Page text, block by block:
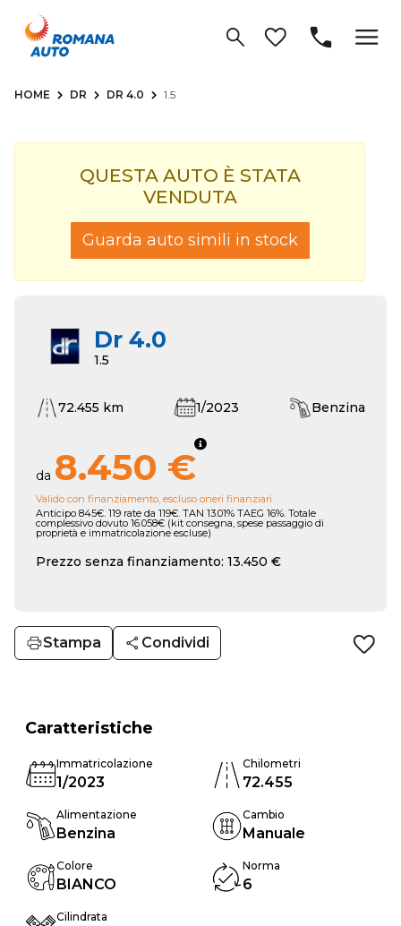
HOME DR DR 4.0 1.5
QUESTA AUTO È STATA
VENDUTA
Guarda auto simili in stock
Dr 4.0
1.5
72.455 km 1/2023 Benzina
da 8.450 €
Valido con finanziamento, escluso oneri finanziari
Anticipo 845€. 119 rate da 119€. TAN 13.01% TAEG 16%. Totale
complessivo dovuto 16.058€ (kit consegna, spese passaggio di
proprietà e immatricolazione escluse)
Prezzo senza finanziamento: 13.450 €
Stampa Condividi
Caratteristiche
Immatricolazione
1/2023
Chilometri
72.455
Alimentazione
Benzina
Cambio
Manuale
Colore
BIANCO
Norma
6
Cilindrata